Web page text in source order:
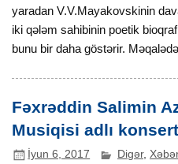
yaradan V.V.Mayakovskinin
iki qələm sahibinin poetik
bunu bir daha göstərir.
Fəxrəddin Salimin
Musiqisi adlı
İyun 6, 2017 Digər,